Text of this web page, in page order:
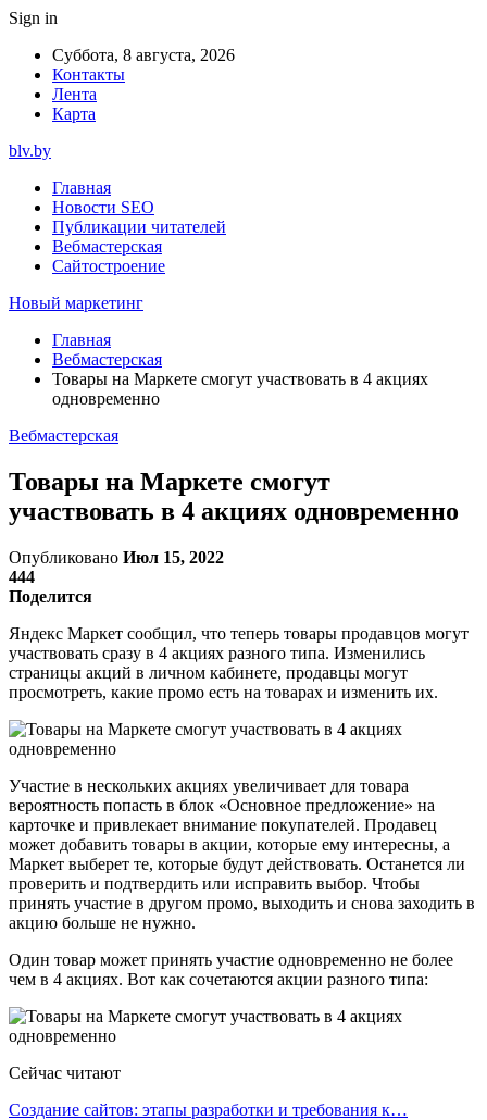
Sign in
Суббота, 8 августа, 2026
Контакты
Лента
Карта
blv.by
Главная
Новости SEO
Публикации читателей
Вебмастерская
Сайтостроение
Новый маркетинг
Главная
Вебмастерская
Товары на Маркете смогут участвовать в 4 акциях
одновременно
Вебмастерская
Товары на Маркете смогут
участвовать в 4 акциях одновременно
Опубликовано Июл 15, 2022
444
Поделится
Яндекс Маркет сообщил, что теперь товары продавцов могут
участвовать сразу в 4 акциях разного типа. Изменились
страницы акций в личном кабинете, продавцы могут
просмотреть, какие промо есть на товарах и изменить их.
Участие в нескольких акциях увеличивает для товара
вероятность попасть в блок «Основное предложение» на
карточке и привлекает внимание покупателей. Продавец
может добавить товары в акции, которые ему интересны, а
Маркет выберет те, которые будут действовать. Останется ли
проверить и подтвердить или исправить выбор. Чтобы
принять участие в другом промо, выходить и снова заходить в
акцию больше не нужно.
Один товар может принять участие одновременно не более
чем в 4 акциях. Вот как сочетаются акции разного типа:
Сейчас читают
Создание сайтов: этапы разработки и требования к…